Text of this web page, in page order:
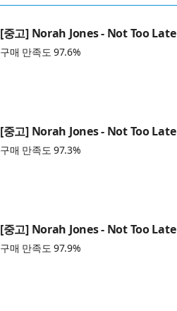
[중고] Norah Jones - Not Too Late
구매 만족도 97.6%
[중고] Norah Jones - Not Too Late
구매 만족도 97.3%
[중고] Norah Jones - Not Too Late
구매 만족도 97.9%